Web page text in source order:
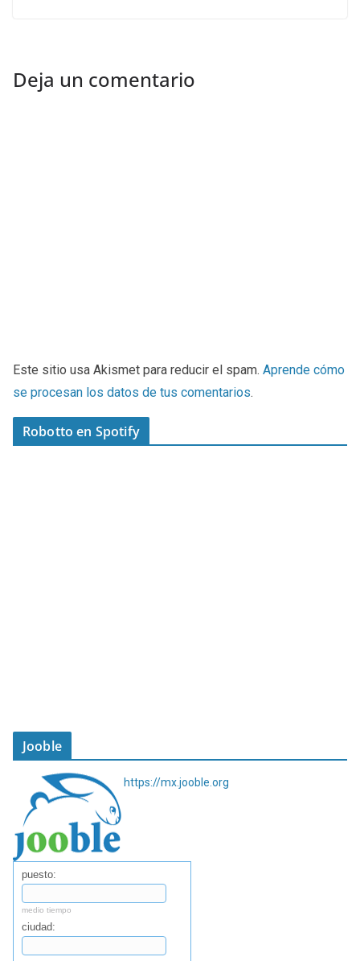
Deja un comentario
Este sitio usa Akismet para reducir el spam. Aprende cómo
se procesan los datos de tus comentarios.
Robotto en Spotify
Jooble
https://mx.jooble.org
puesto:
medio tiempo
ciudad: